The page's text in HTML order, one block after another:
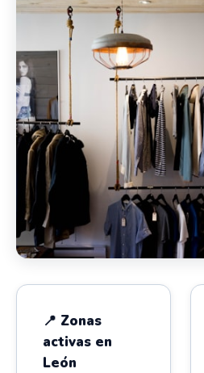
📍 Zonas
activas en
León